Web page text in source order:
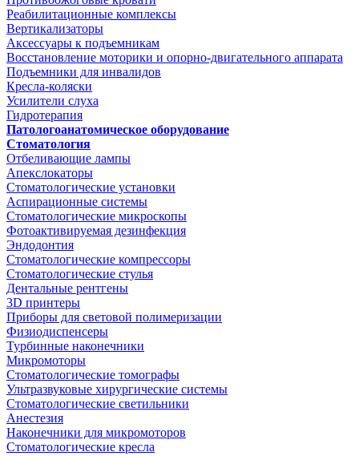
Реабилитационные комплексы
Вертикализаторы
Аксессуары к подъемникам
Восстановление моторики и опорно-двигательного аппарата
Подъемники для инвалидов
Кресла-коляски
Усилители слуха
Гидротерапия
Патологоанатомическое оборудование
Стоматология
Отбеливающие лампы
Апекслокаторы
Стоматологические установки
Аспирационные системы
Стоматологические микроскопы
Фотоактивируемая дезинфекция
Эндодонтия
Стоматологические компрессоры
Стоматологические стулья
Дентальные рентгены
3D принтеры
Приборы для световой полимеризации
Физиодиспенсеры
Турбинные наконечники
Микромоторы
Стоматологические томографы
Ультразвуковые хирургические системы
Стоматологические светильники
Анестезия
Наконечники для микромоторов
Стоматологические кресла